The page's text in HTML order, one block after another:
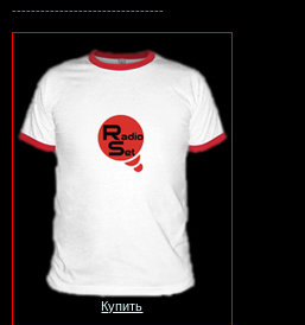
--------------------------------
Купить